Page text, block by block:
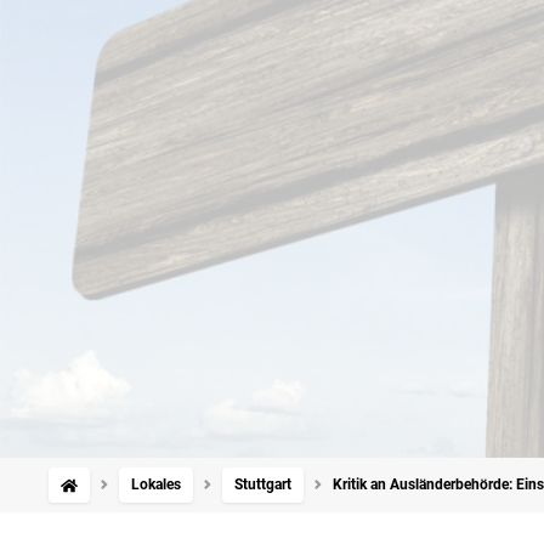
Lokales Stuttgart Kritik an Ausländerbehörde: